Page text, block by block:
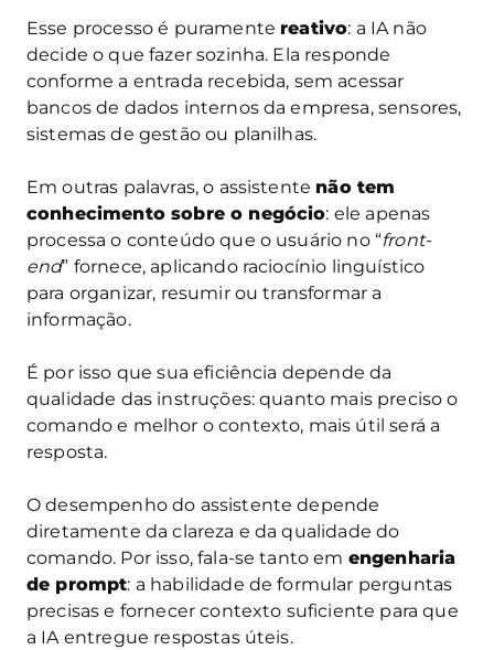
Esse processo é puramente reativo: a IA não
decide o que fazer sozinha. Ela responde
conforme a entrada recebida, sem acessar
bancos de dados internos da empresa, sensores,
sistemas de gestão ou planilhas.
Em outras palavras, o assistente não tem
conhecimento sobre o negócio: ele apenas
processa o conteúdo que o usuário no “front-
end” fornece, aplicando raciocínio linguístico
para organizar, resumir ou transformar a
informação.
É por isso que sua eficiência depende da
qualidade das instruções: quanto mais preciso o
comando e melhor o contexto, mais útil será a
resposta.
O desempenho do assistente depende
diretamente da clareza e da qualidade do
comando. Por isso, fala-se tanto em engenharia
de prompt: a habilidade de formular perguntas
precisas e fornecer contexto suficiente para que
a IA entregue respostas úteis.